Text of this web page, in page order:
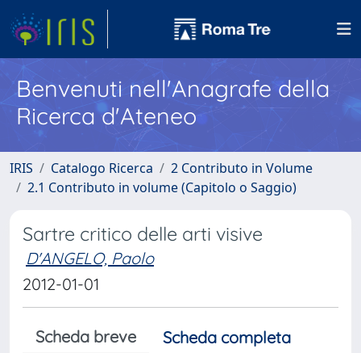
Benvenuti nell'Anagrafe della
Ricerca d'Ateneo
IRIS Catalogo Ricerca
2 Contributo in Volume
2.1 Contributo in volume (Capitolo o Saggio)
Sartre critico delle arti visive
D'ANGELO, Paolo
2012-01-01
Scheda breve
Scheda completa